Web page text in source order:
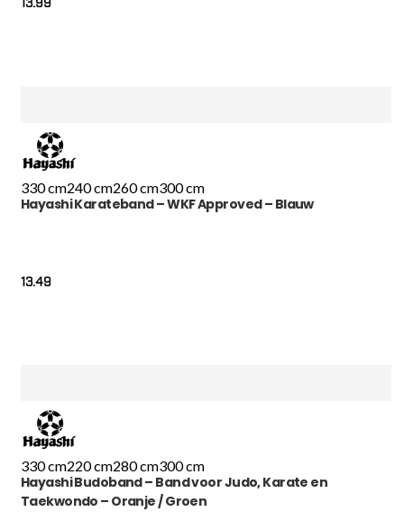
330 cm240 cm260 cm300 cm
Hayashi Karateband – WKF Approved – Blauw
13.49
330 cm220 cm280 cm300 cm
Hayashi Budoband – Band voor Judo, Karate en
Taekwondo – Oranje / Groen